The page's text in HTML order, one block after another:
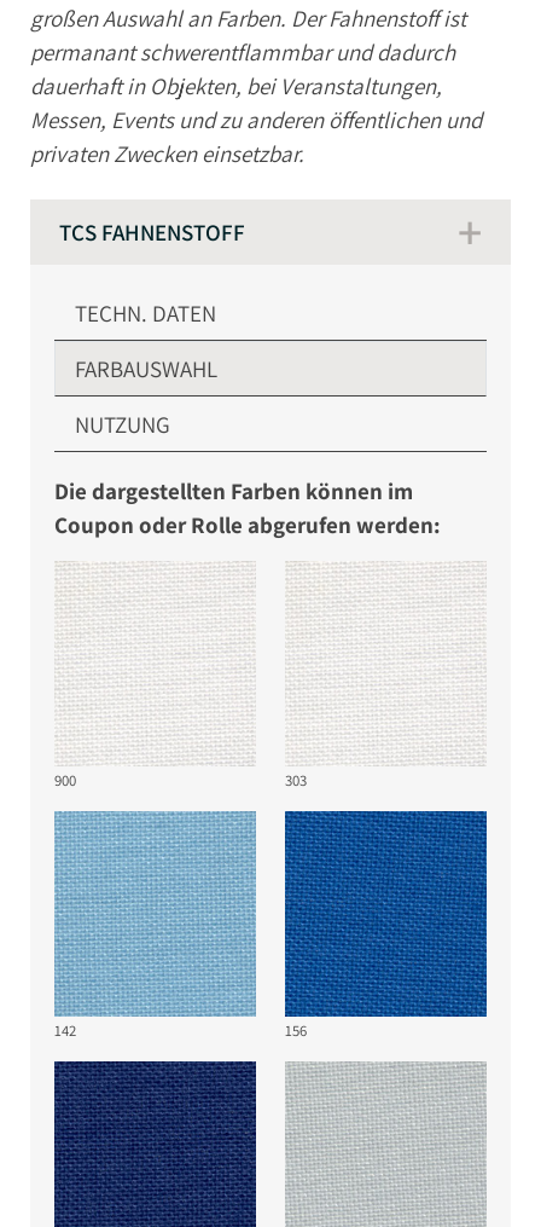
großen Auswahl an Farben. Der Fahnenstoff ist
permanant schwerentflammbar und dadurch
dauerhaft in Objekten, bei Veranstaltungen,
Messen, Events und zu anderen öffentlichen und
privaten Zwecken einsetzbar.
TCS FAHNENSTOFF
TECHN. DATEN
FARBAUSWAHL
NUTZUNG
900 303
142 156
Die dargestellten Farben können im
Coupon oder Rolle abgerufen werden:
Lurex Satin
Akustikgewebe
Lackfolie
Möbelstoffe B1
Markise / Sonnenschutz B1
Planenstoff B1
Klarsichtfolie B1
Schaumstoff B1